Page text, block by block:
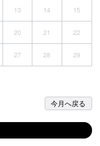
13 14 15
20 21 22
27 28 29
今月へ戻る